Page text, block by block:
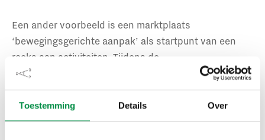
Toestemming Details Over
Een ander voorbeeld is een marktplaats
‘bewegingsgerichte aanpak’ als startpunt van een
reeks aan activiteiten. Tijdens de
marktplaatsbijeenkomst deelden vijf deelnemers
kennis over vijf verschillende bewegingsgerichte
aanpakken die ze tijdens hun werk of in een training
hebben opgedaan. Via een roulerend systeem